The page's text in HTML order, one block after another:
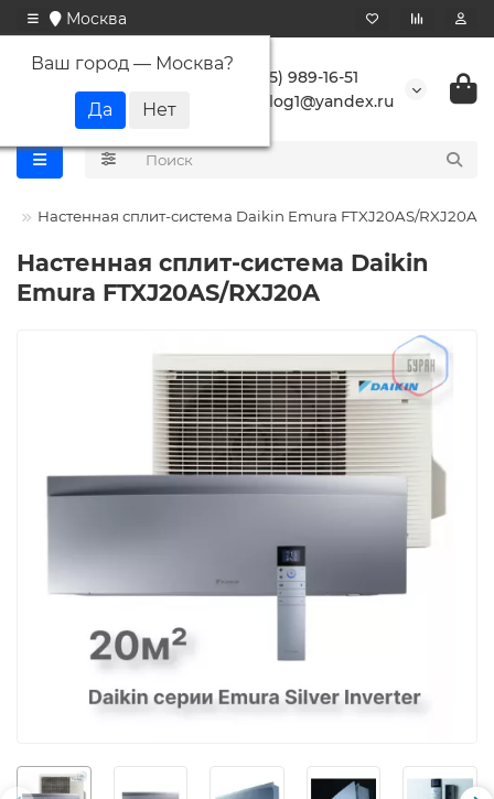
Москва
Ваш город — Москва?
+7 (495) 989-16-51
buranlog1@yandex.ru
Настенная сплит-система Daikin Emura FTXJ20AS/RXJ20A
Настенная сплит-система Daikin
Emura FTXJ20AS/RXJ20A